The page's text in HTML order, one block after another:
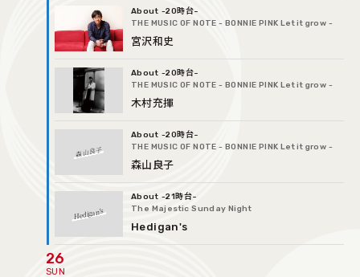
-20時台
THE MUSIC OF NOTE - BONNIE PINK Let it grow -
宮沢和史
-20時台
THE MUSIC OF NOTE - BONNIE PINK Let it grow -
木村充揮
森山良子
-20時台
THE MUSIC OF NOTE - BONNIE PINK Let it grow -
森山良子
Hedigan's
-21時台
The Majestic Sunday Night
Hedigan's
26